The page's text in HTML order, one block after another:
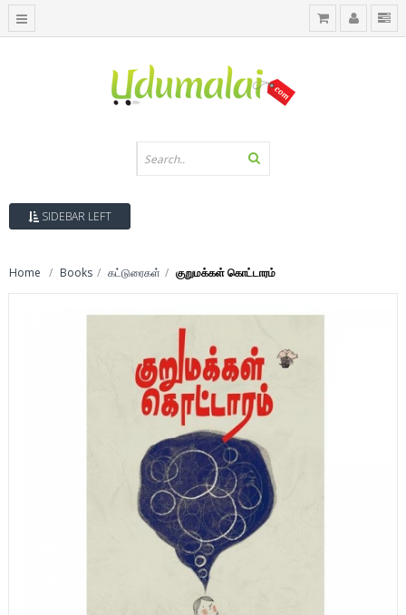
SIDEBAR LEFT
Home Books கட்டுரைகள் குறுமக்கள் கொட்டாரம்